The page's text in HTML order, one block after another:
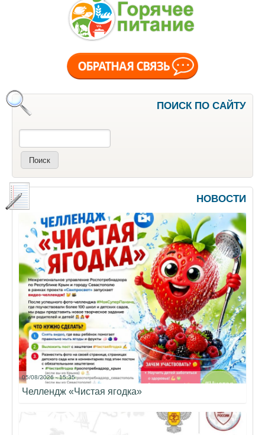
ПОИСК ПО САЙТУ
Поиск
НОВОСТИ
05/08/2026 - 15:35
Челлендж «Чистая ягодка»